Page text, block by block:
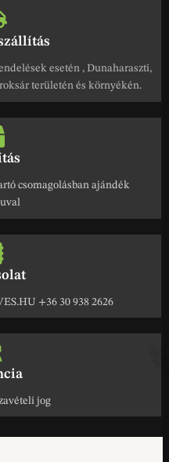
esetén , Dunaharaszti,
területén és környékén.
csomagolásban ajándék
+36 30 938 2626
jog